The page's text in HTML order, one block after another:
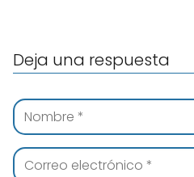
Deja una respuesta